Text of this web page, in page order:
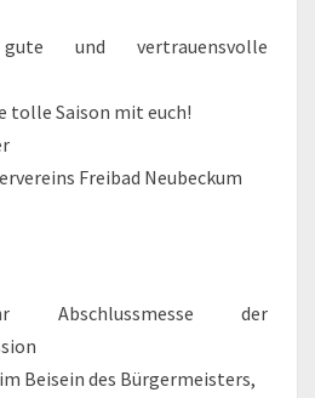
und vertrauensvolle
tolle Saison mit euch!
Freibad Neubeckum
Abschlussmesse der
Beisein des Bürgermeisters,